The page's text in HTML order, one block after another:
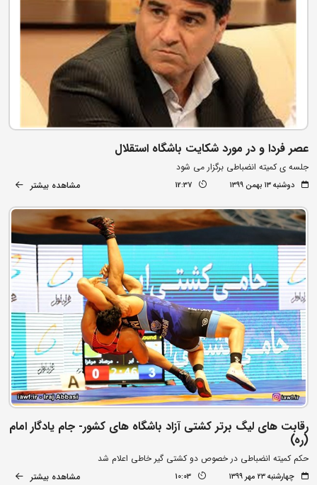
عصر فردا و در مورد شکایت باشگاه استقلال
جلسه ی کمیته انضباطی برگزار می شود
دوشنبه ۱۳ بهمن ۱۳۹۹ 12:37 مشاهده بیشتر
رقابت های لیگ برتر کشتی آزاد باشگاه های کشور- جام یادگار امام
(ره)
حکم کمیته انضباطی در خصوص دو کشتی گیر خاطی اعلام شد
چهارشنبه ۲۳ مهر ۱۳۹۹ 10:03 مشاهده بیشتر